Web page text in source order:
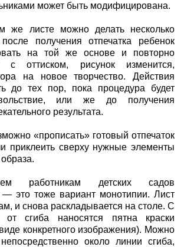
может быть модифицирована.
же листе можно делать несколько
получения отпечатка ребенок
на той же основе и повторно
с оттиском, рисунок изменится,
на новое творчество. Действия
до тех пор, пока процедура будет
или же до получения
результата.
«прописать» готовый отпечаток
приклеить сверху нужные элементы
работникам детских садов
— это тоже вариант монотипии. Лист
и снова раскладывается на столе. С
сгиба наносятся пятна краски
конкретного изображения). Можно
около линии сгиба,